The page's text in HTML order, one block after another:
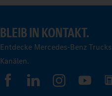
BLEIB IN KONTAKT.
Entdecke Mercedes-Benz
Kanälen.